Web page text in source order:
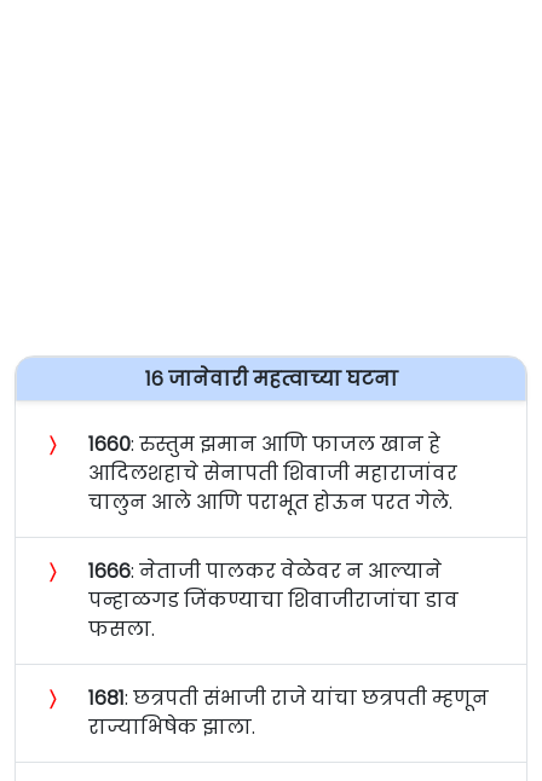
१६ जानेवारी महत्वाच्या घटना
〉 १६६०: रुस्तुम झमान आणि फाजल खान हे
आदिलशहाचे सेनापती शिवाजी महाराजांवर
चालुन आले आणि पराभूत होऊन परत गेले.
〉 १६६६: नेताजी पालकर वेळेवर न आल्याने
पन्हाळगड जिंकण्याचा शिवाजीराजांचा डाव
फसला.
〉 १६८१: छत्रपती संभाजी राजे यांचा छत्रपती म्हणून
राज्याभिषेक झाला.